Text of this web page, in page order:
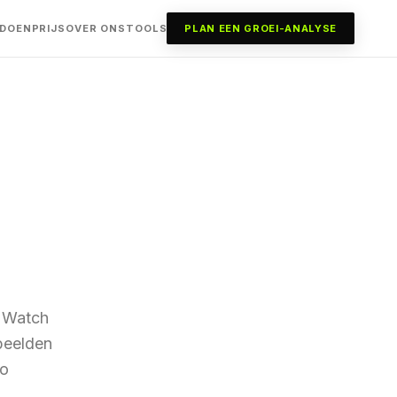
PRIJS OVER ONS TOOLS PLAN EEN GROEI-ANALYSE